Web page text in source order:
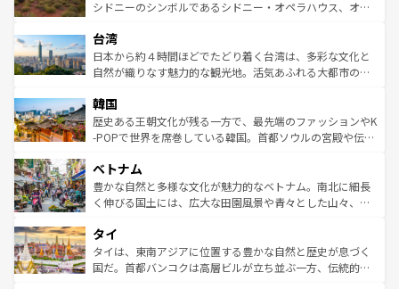
しみながら、その多様性と豊かな歴史を感じることができ
ならではの贅沢な旅のスタイルだ。 なお、新着のアメリカ
情報はコンテンツ一覧を参照してほしい。
おすすめ。エメラルドグリーンに輝く海をはじめ、豊かな
れるおもてなしの心で訪れる人々を迎えてくれるハワイの
人々、おいしいローカルフードやハワイアンミュージッ
ク、伝統的なフラダンスなど、すべてがハワイの魅力を彩
ワイを、存分に味わってほしい。 なお、新着のハワイ情報
はコンテンツ一覧を参照してほしい。
シドニーのシンボルであるシドニー・オペラハウス、オー
リアリーフや大陸中央部にそびえるウルル（エアーズロッ
ク）、タスマニアの美しい原生林やケアンズの熱帯雨林な
ど、見どころがたくさん。また、カフェやワイン、オージ
いる。アクティビティも充実しており、サーフィンやダイ
ビング、ハイキングなど、アウトドア好きにはたまらな
い。オーストラリアの多彩な魅力を存分に味わいつくそ
参照してほしい。
台湾
日本から約４時間ほどでたどり着く台湾は、多彩な文化と
自然が織りなす魅力的な観光地。活気あふれる大都市の台
ン）、静ひつな山岳地帯である台湾東部など、都市の喧騒
と山間の静けさが共存しており、訪れる人に新しい発見と
驚きをもたらしてくれる。また、奥深い台湾の食文化も魅
容にもいいと評判のスイーツなど、バラエティ豊かな料理
が味わえる。 なお、新着の台湾情報は コンテンツ一覧を参
照してほしい。
韓国
歴史ある王朝文化が残る一方で、最先端のファッションやK
-POPで世界を席巻している韓国。首都ソウルの宮殿や伝統
き、地方に足を延ばせば四季折々の自然美を楽しむことが
できる。そして、キムチや焼肉、絶品のストリートフード
まで、さまざまな韓国料理が待っている。夜には、韓国な
リティに包まれながら、韓国の多彩な魅力を心ゆくまで味
わってみてほしい。 なお、新着の韓国情報はコンテンツ一
覧を参照してほしい。
ベトナム
豊かな自然と多様な文化が魅力的なベトナム。南北に細長
く伸びる国土には、広大な田園風景や青々とした山々、世
急速な発展と共に伝統が息づく。ハノイの古い町並みやホ
ーチミン市のフランス統治時代の建物も、独特の雰囲気を
醸し出している。また、バラエティの豊かさとおいしさで
タイ
タイは、東南アジアに位置する豊かな自然と歴史が息づく
国だ。首都バンコクは高層ビルが立ち並ぶ一方、伝統的な